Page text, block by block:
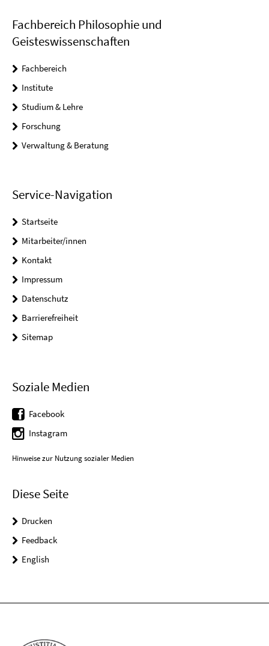
Fachbereich Philosophie und
Geisteswissenschaften
Fachbereich
Institute
Studium & Lehre
Forschung
Verwaltung & Beratung
Service-Navigation
Startseite
Mitarbeiter/innen
Kontakt
Impressum
Datenschutz
Barrierefreiheit
Sitemap
Soziale Medien
Facebook
Instagram
Hinweise zur Nutzung sozialer Medien
Diese Seite
Drucken
Feedback
English